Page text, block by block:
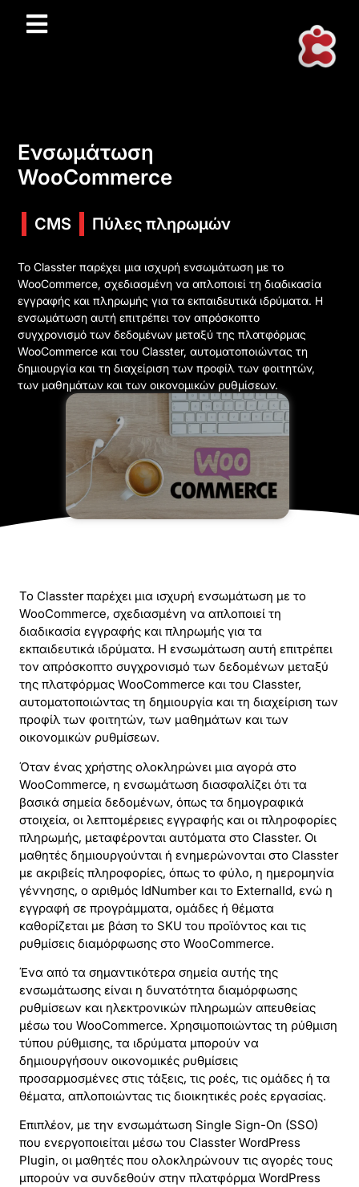
Ενσωμάτωση
WooCommerce
CMS Πύλες πληρωμών
Το Classter παρέχει μια ισχυρή ενσωμάτωση με το
WooCommerce, σχεδιασμένη να απλοποιεί τη διαδικασία
εγγραφής και πληρωμής για τα εκπαιδευτικά ιδρύματα. Η
ενσωμάτωση αυτή επιτρέπει τον απρόσκοπτο
συγχρονισμό των δεδομένων μεταξύ της πλατφόρμας
WooCommerce και του Classter, αυτοματοποιώντας τη
δημιουργία και τη διαχείριση των προφίλ των φοιτητών,
των μαθημάτων και των οικονομικών ρυθμίσεων.
Το Classter παρέχει μια ισχυρή ενσωμάτωση με το
WooCommerce, σχεδιασμένη να απλοποιεί τη
διαδικασία εγγραφής και πληρωμής για τα
εκπαιδευτικά ιδρύματα. Η ενσωμάτωση αυτή επιτρέπει
τον απρόσκοπτο συγχρονισμό των δεδομένων μεταξύ
της πλατφόρμας WooCommerce και του Classter,
αυτοματοποιώντας τη δημιουργία και τη διαχείριση των
προφίλ των φοιτητών, των μαθημάτων και των
οικονομικών ρυθμίσεων.
Όταν ένας χρήστης ολοκληρώνει μια αγορά στο
WooCommerce, η ενσωμάτωση διασφαλίζει ότι τα
βασικά σημεία δεδομένων, όπως τα δημογραφικά
στοιχεία, οι λεπτομέρειες εγγραφής και οι πληροφορίες
πληρωμής, μεταφέρονται αυτόματα στο Classter. Οι
μαθητές δημιουργούνται ή ενημερώνονται στο Classter
με ακριβείς πληροφορίες, όπως το φύλο, η ημερομηνία
γέννησης, ο αριθμός IdNumber και το ExternalId, ενώ η
εγγραφή σε προγράμματα, ομάδες ή θέματα
καθορίζεται με βάση το SKU του προϊόντος και τις
ρυθμίσεις διαμόρφωσης στο WooCommerce.
Ένα από τα σημαντικότερα σημεία αυτής της
ενσωμάτωσης είναι η δυνατότητα διαμόρφωσης
ρυθμίσεων και ηλεκτρονικών πληρωμών απευθείας
μέσω του WooCommerce. Χρησιμοποιώντας τη ρύθμιση
τύπου ρύθμισης, τα ιδρύματα μπορούν να
δημιουργήσουν οικονομικές ρυθμίσεις
προσαρμοσμένες στις τάξεις, τις ροές, τις ομάδες ή τα
θέματα, απλοποιώντας τις διοικητικές ροές εργασίας.
Επιπλέον, με την ενσωμάτωση Single Sign-On (SSO)
που ενεργοποιείται μέσω του Classter WordPress
Plugin, οι μαθητές που ολοκληρώνουν τις αγορές τους
μπορούν να συνδεθούν στην πλατφόρμα WordPress